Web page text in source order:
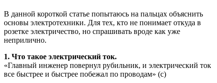
В данной короткой статье попытаюсь на пальцах объяснить
основы электротехники. Для тех, кто не понимает откуда в
розетке электричество, но спрашивать вроде как уже
неприлично.
1. Что такое электрический ток.
«Главный инженер повернул рубильник, и электрический ток
все быстрее и быстрее побежал по проводам» (с)